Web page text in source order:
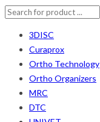
3DISC
Curaprox
Ortho Technology
Ortho Organizers
MRC
DTC